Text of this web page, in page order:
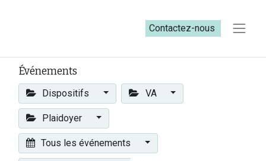
Contactez-nous​​
Événements
Dispositifs VA
Plaidoyer
Tous les événements